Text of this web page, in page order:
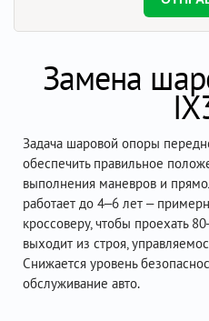
Замена
Задача шаровой опоры
обеспечить правильное
выполнения маневров и
работает до 4–6 лет –
кроссоверу, чтобы проехать
выходит из строя,
Снижается уровень
обслуживание авто.